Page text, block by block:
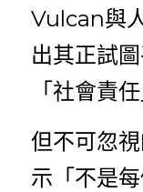
Vulcan與
出其正試
「社會責
但不可忽
示「不是